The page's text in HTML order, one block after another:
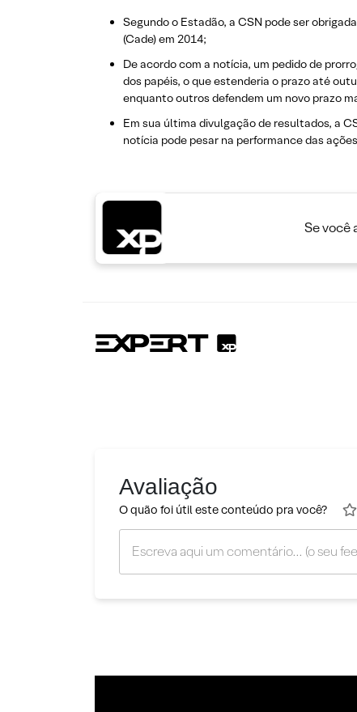
Segundo o Estadão, a CSN pode ser
(Cade) em 2014;
​De acordo com a notícia, um pedido de
dos papéis, o que estenderia o prazo até
enquanto outros defendem um novo prazo
Em sua última divulgação de resultados, a
notícia pode pesar na performance das
Se você
Avaliação
O quão foi útil este conteúdo pra você?